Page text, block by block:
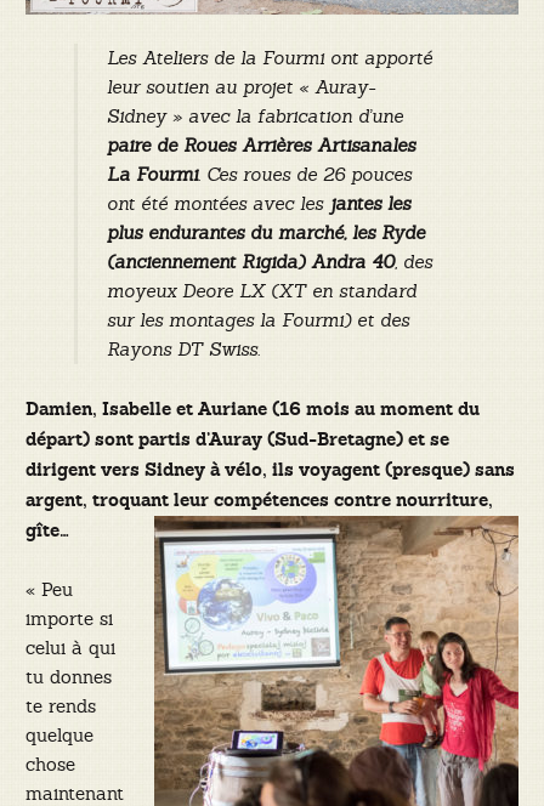
Les Ateliers de la Fourmi ont apporté
leur soutien au projet « Auray-
Sidney » avec la fabrication d’une
paire de Roues Arrières Artisanales
La Fourmi. Ces roues de 26 pouces
ont été montées avec les jantes les
plus endurantes du marché, les Ryde
(anciennement Rigida) Andra 40, des
moyeux Deore LX (XT en standard
sur les montages la Fourmi) et des
Rayons DT Swiss.
Damien, Isabelle et Auriane (16 mois au moment du
départ) sont partis d’Auray (Sud-Bretagne) et se
dirigent vers Sidney à vélo, ils voyagent (presque) sans
argent, troquant leur compétences contre nourriture,
gîte…
« Peu
importe si
celui à qui
tu donnes
te rends
quelque
chose
maintenant